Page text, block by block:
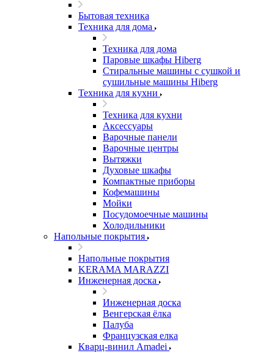
Бытовая техника
Техника для дома
Техника для дома
Паровые шкафы Hiberg
Стиральные машины с сушкой и
сушильные машины Hiberg
Техника для кухни
Техника для кухни
Аксессуары
Варочные панели
Варочные центры
Вытяжки
Духовые шкафы
Компактные приборы
Кофемашины
Мойки
Посудомоечные машины
Холодильники
Напольные покрытия
Напольные покрытия
KERAMA MARAZZI
Инженерная доска
Инженерная доска
Венгерская ёлка
Палуба
Французская елка
Кварц-винил Amadei